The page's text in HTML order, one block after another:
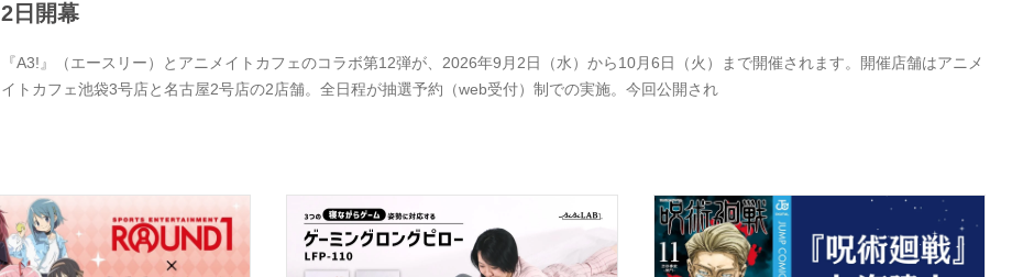
2日開幕
『A3!』（エースリー）とアニメイトカフェのコラボ第12弾が、2026年9月2日（水）から10月6日（火）まで開催されます。開催店舗はアニメ
イトカフェ池袋3号店と名古屋2号店の2店舗。全日程が抽選予約（web受付）制での実施。今回公開され